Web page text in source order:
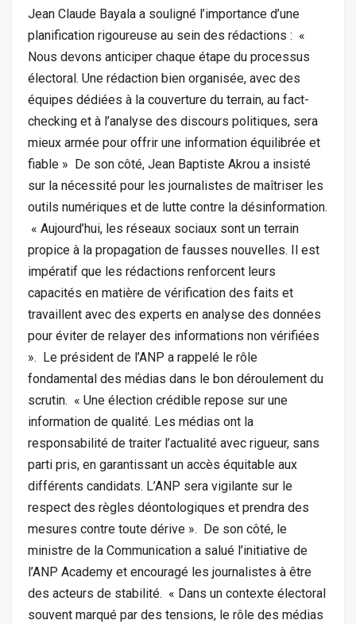
Jean Claude Bayala a souligné l’importance d’une
planification rigoureuse au sein des rédactions : ‎ ‎«
Nous devons anticiper chaque étape du processus
électoral. Une rédaction bien organisée, avec des
équipes dédiées à la couverture du terrain, au fact-
checking et à l’analyse des discours politiques, sera
mieux armée pour offrir une information équilibrée et
fiable » ‎ ‎De son côté, Jean Baptiste Akrou a insisté
sur la nécessité pour les journalistes de maîtriser les
outils numériques et de lutte contre la désinformation.
‎ ‎« Aujourd’hui, les réseaux sociaux sont un terrain
propice à la propagation de fausses nouvelles. Il est
impératif que les rédactions renforcent leurs
capacités en matière de vérification des faits et
travaillent avec des experts en analyse des données
pour éviter de relayer des informations non vérifiées
». ‎ ‎Le président de l’ANP a rappelé le rôle
fondamental des médias dans le bon déroulement du
scrutin. ‎ ‎« Une élection crédible repose sur une
information de qualité. Les médias ont la
responsabilité de traiter l’actualité avec rigueur, sans
parti pris, en garantissant un accès équitable aux
différents candidats. L’ANP sera vigilante sur le
respect des règles déontologiques et prendra des
mesures contre toute dérive ». ‎ ‎De son côté, le
ministre de la Communication a salué l’initiative de
l’ANP Academy et encouragé les journalistes à être
des acteurs de stabilité. ‎ ‎« Dans un contexte électoral
souvent marqué par des tensions, le rôle des médias